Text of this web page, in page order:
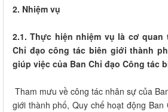
2. Nhiệm vụ
2.1. Thực hiện nhiệm vụ là cơ
Chỉ đạo công tác biên giới thành
giúp việc của Ban Chỉ đạo Công tác
Tham mưu về công tác nhân sự của
giới thành phố, Quy chế hoạt động